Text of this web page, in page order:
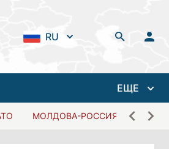
RU
ЕЩЕ
МОЛДОВА-РОССИЯ